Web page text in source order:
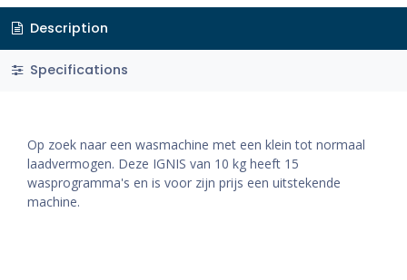
Description
Specifications
Op zoek naar een wasmachine met een klein tot normaal
laadvermogen. Deze IGNIS van 10 kg heeft 15
wasprogramma's en is voor zijn prijs een uitstekende
machine.